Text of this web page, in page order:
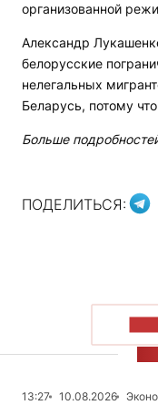
организованной
Александр
белорусские
нелегальных
Беларусь, потому
Больше
ПОДЕЛИТЬСЯ:
13:27 10.08.2026